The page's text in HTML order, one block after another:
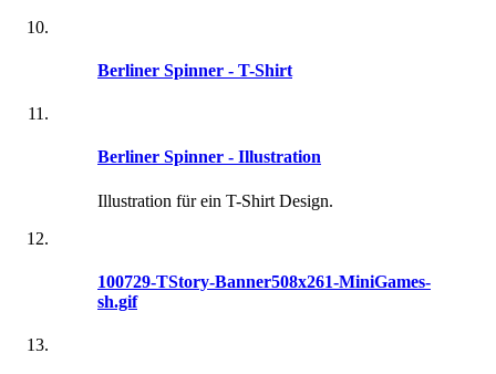
Berliner Spinner - T-Shirt
Berliner Spinner - Illustration
Illustration für ein T-Shirt Design.
100729-TStory-Banner508x261-MiniGames-
sh.gif